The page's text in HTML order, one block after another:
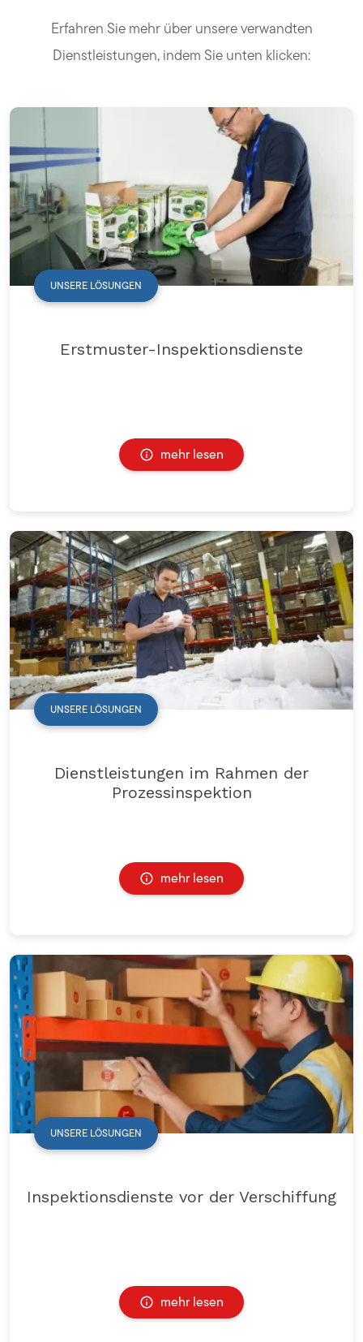
Erfahren Sie mehr über unsere verwandten
Dienstleistungen, indem Sie unten klicken:
UNSERE LÖSUNGEN
Erstmuster-Inspektionsdienste
mehr lesen
UNSERE LÖSUNGEN
Dienstleistungen im Rahmen der
Prozessinspektion
mehr lesen
UNSERE LÖSUNGEN
Inspektionsdienste vor der Verschiffung
mehr lesen